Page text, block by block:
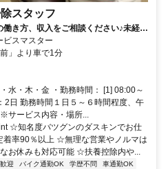
スタッフ
働き方、収入をご相談ください♪未経験
スマスター
」より車で1分
水・木・金 ・勤務時間： [1] 08:00～
2日 勤務時間１日５～６時間程度、午
サービス内容・場所...
☆知名度バツグンのダスキンでお仕
率90％以上 ☆無理な営業やノルマは
お休みも対応可能 ☆扶養控除内や...
迎 バイク通勤OK 学歴不問 車通勤OK